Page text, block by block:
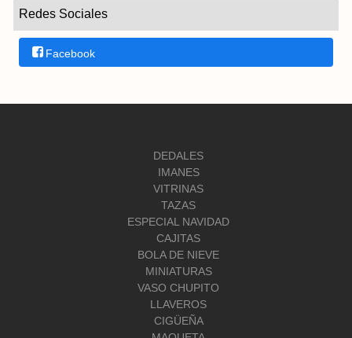
Redes Sociales
Facebook
DEDALES
IMANES
VITRINAS
TAZAS
ESPECIAL NAVIDAD
CAJITAS
BOLA DE NIEVE
MINIATURAS
VASO CHUPITO
LLAVEROS
CIGÜEÑA